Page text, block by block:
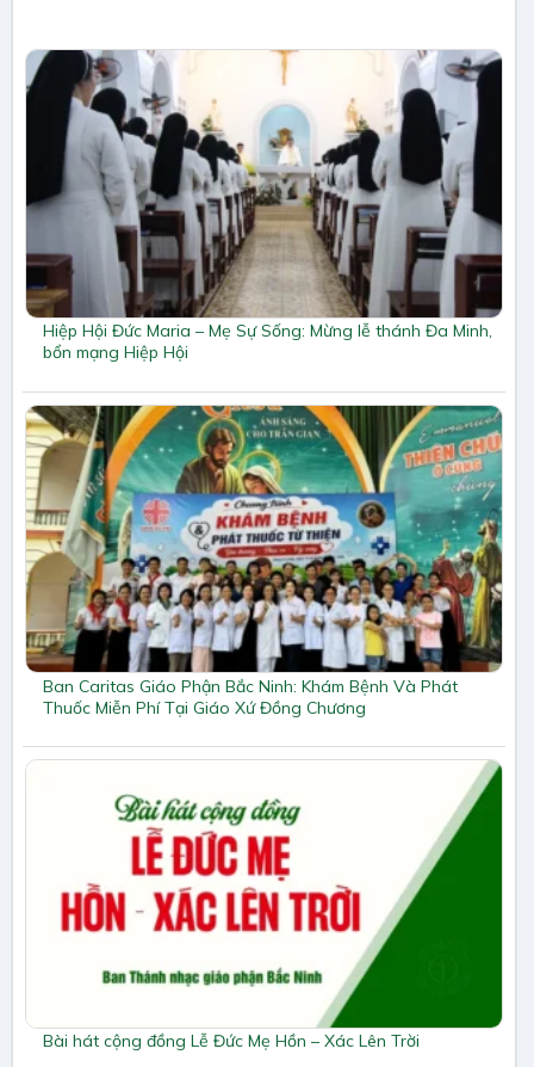
Hiệp Hội Đức Maria – Mẹ Sự Sống: Mừng lễ thánh Đa Minh,
bổn mạng Hiệp Hội
Ban Caritas Giáo Phận Bắc Ninh: Khám Bệnh Và Phát
Thuốc Miễn Phí Tại Giáo Xứ Đồng Chương
Bài hát cộng đồng Lễ Đức Mẹ Hồn – Xác Lên Trời